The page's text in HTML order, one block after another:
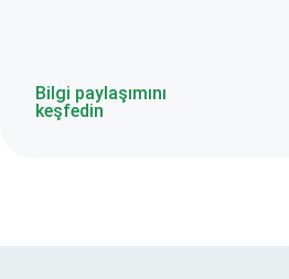
Bilgi paylaşımını
keşfedin